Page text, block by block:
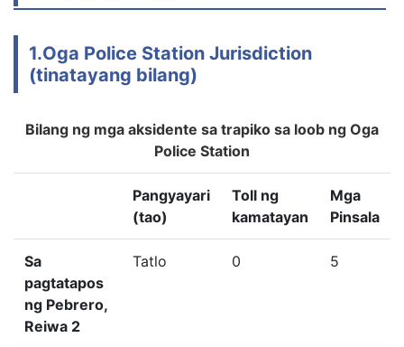
1.Oga Police Station Jurisdiction
(tinatayang bilang)
Bilang ng mga aksidente sa trapiko sa loob ng Oga
Police Station
Pangyayari
(tao)
Toll ng
kamatayan
Mga
Pinsala
Sa
pagtatapos
ng Pebrero,
Reiwa 2
Tatlo 0 5